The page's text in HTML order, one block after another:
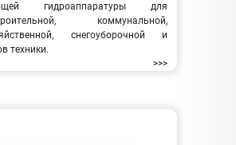
гидроаппаратуры для
коммунальной,
снегоуборочной и
техники.
>>>